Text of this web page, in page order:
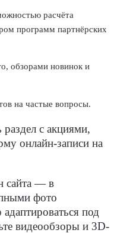
расчёта
программ партнёрских
обзорами новинок и
на частые вопросы.
с акциями,
онлайн-записи на
сайта — в
фото
под
видеообзоры и 3D-